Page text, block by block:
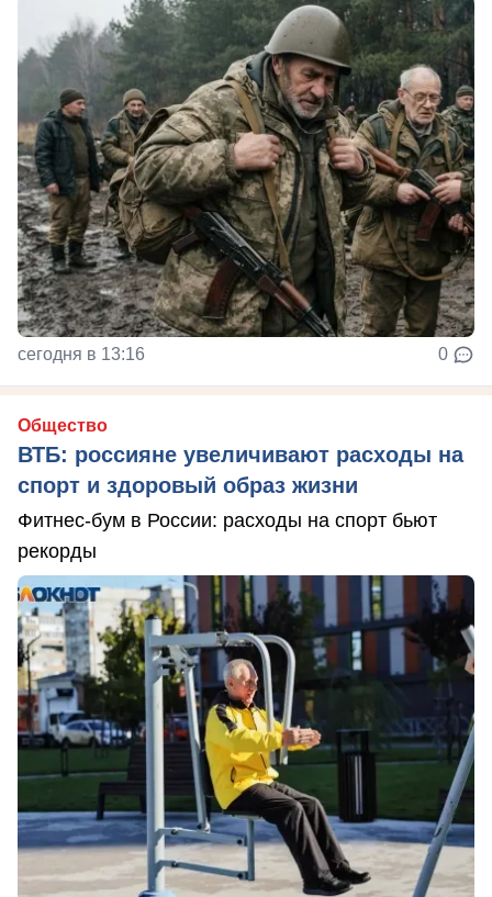
сегодня в 13:16 0
Общество
ВТБ: россияне увеличивают расходы на
спорт и здоровый образ жизни
Фитнес-бум в России: расходы на спорт бьют
рекорды